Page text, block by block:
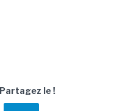
Partagez le !